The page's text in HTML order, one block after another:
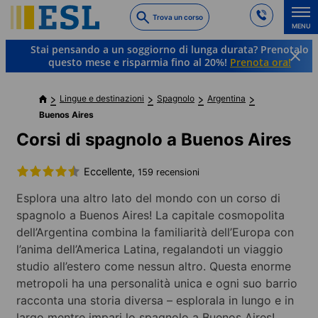
to
main
content
Trova un corso
MENU
Stai pensando a un soggiorno di lunga durata? Prenotalo
questo mese e risparmia fino al 20%! Prenota ora!
Lingue e destinazioni Spagnolo
Argentina
Buenos Aires
Corsi di spagnolo a Buenos Aires
Eccellente, 159 recensioni
Esplora una altro lato del mondo con un corso di
spagnolo a Buenos Aires! La capitale cosmopolita
dell’Argentina combina la familiarità dell’Europa con
l’anima dell’America Latina, regalandoti un viaggio
studio all’estero come nessun altro. Questa enorme
metropoli ha una personalità unica e ogni suo barrio
racconta una storia diversa – esplorala in lungo e in